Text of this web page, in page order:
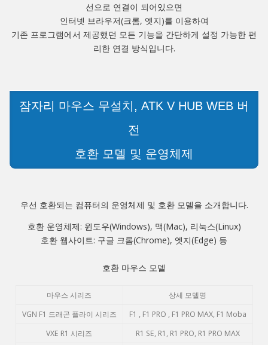
선으로 연결이 되어있으면
인터넷 브라우저(크롬, 엣지)를 이용하여
기존 프로그램에서 제공했던 모든 기능을 간단하게 설정 가능한 편
리한 연결 방식입니다.
잠자리 마우스 무설치, ATK V HUB WEB 버
전
호환 모델 및 운영체제
우선 호환되는 컴퓨터의 운영체제 및 호환 모델을 소개합니다.
호환 운영체제: 윈도우(Windows), 맥(Mac), 리눅스(Linux)
호환 웹사이트: 구글 크롬(Chrome), 엣지(Edge) 등
호환 마우스 모델
마우스 시리즈
상세 모델명
VGN F1 드래곤 플라이 시리즈
F1 , F1 PRO , F1 PRO MAX, F1 Moba
VXE R1 시리즈
R1 SE, R1, R1 PRO, R1 PRO MAX